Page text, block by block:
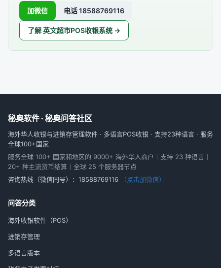
加微信
电话 18588769116
了解 英文超市POS收银系统 →
秘奥软件 · 秘奥问答社区
海外华人收银与进销存管理软件 · 多语言POS收银 · 支持23种语言 · 服务
全球100+国家
服务全球 100+ 国家和地区的 9000+ 海外华人商户｜支持 23 种语言｜
20+ 种主流货币结算｜全球 25 个服务器节点
咨询热线（微信同号）： 18588769116 （点击加微信）
问答分类
海外收银软件（POS）
进销存管理
多语言版本